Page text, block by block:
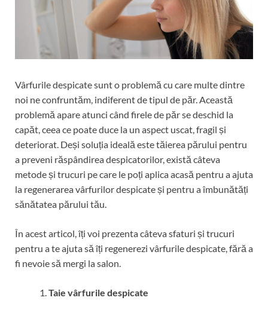
Vârfurile despicate sunt o problemă cu care multe dintre
noi ne confruntăm, indiferent de tipul de păr. Această
problemă apare atunci când firele de păr se deschid la
capăt, ceea ce poate duce la un aspect uscat, fragil și
deteriorat. Deși soluția ideală este tăierea părului pentru
a preveni răspândirea despicatorilor, există câteva
metode și trucuri pe care le poți aplica acasă pentru a ajuta
la regenerarea vârfurilor despicate și pentru a îmbunătăți
sănătatea părului tău.
În acest articol, îți voi prezenta câteva sfaturi și trucuri
pentru a te ajuta să îți regenerezi vârfurile despicate, fără a
fi nevoie să mergi la salon.
Taie vârfurile despicate